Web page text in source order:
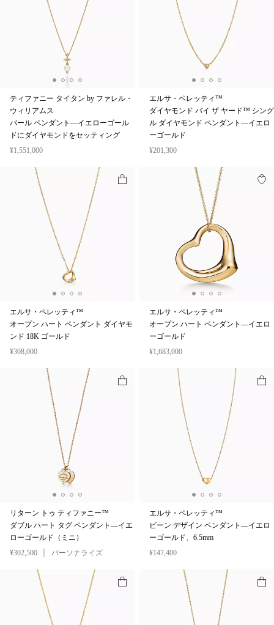
ティファニー タイタン by ファレル・
ウィリアムス
パール ペンダント—イエローゴール
ドにダイヤモンドをセッティング
¥1,551,000
エルサ・ペレッティ™
ダイヤモンド バイ ザ ヤード™ シング
ル ダイヤモンド ペンダント—イエロ
ーゴールド
¥201,300
エルサ・ペレッティ™
オープン ハート ペンダント ダイヤモ
ンド 18K ゴールド
¥308,000
エルサ・ペレッティ™
オープン ハート ペンダント—イエロ
ーゴールド
¥1,683,000
リターン トゥ ティファニー™
ダブル ハート タグ ペンダント—イエ
ローゴールド（ミニ）
¥302,500
パーソナライズ
エルサ・ペレッティ™
ビーン デザイン ペンダント—イエロ
ーゴールド、6.5mm
¥147,400